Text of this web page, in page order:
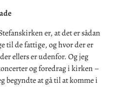
er, at det er sådan
til de fattige, og hvor der er
ellers er udenfor. Og jeg
og foredrag i kirken –
begyndte at gå til at komme i